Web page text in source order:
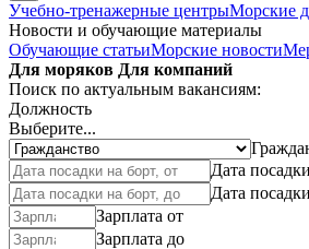
Учебно-тренажерные центрыМорские
Новости и обучающие материалы
Обучающие статьиМорские новости
Для моряков Для компаний
Поиск по актуальным вакансиям:
Должность
Выберите...
Дата
Дата
Зарплата от
Зарплата до